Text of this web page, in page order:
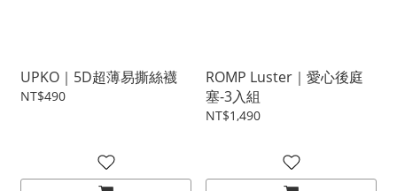
UPKO｜5D超薄易撕絲襪
NT$490
ROMP Luster｜愛心後庭
塞-3入組
NT$1,490